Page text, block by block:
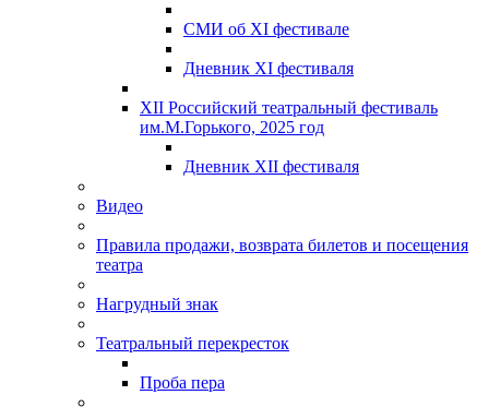
СМИ об XI фестивале
Дневник XI фестиваля
XII Российский театральный фестиваль
им.М.Горького, 2025 год
Дневник XII фестиваля
Видео
Правила продажи, возврата билетов и посещения
театра
Нагрудный знак
Театральный перекресток
Проба пера